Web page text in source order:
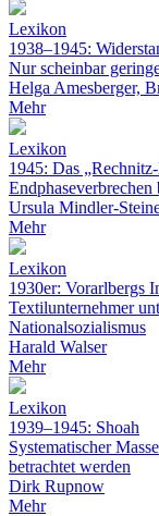
Lexikon
1938–1945:
Nur scheinbar
Helga Amesberger,
Mehr
Lexikon
1945: Das
Ursula Mindler-
Mehr
Lexikon
1930er: Vorarlbergs
Textilunternehmer
Nationalsozialismus
Harald Walser
Mehr
Lexikon
1939–1945: Shoah
Systematischer
betrachtet werden
Dirk Rupnow
Mehr